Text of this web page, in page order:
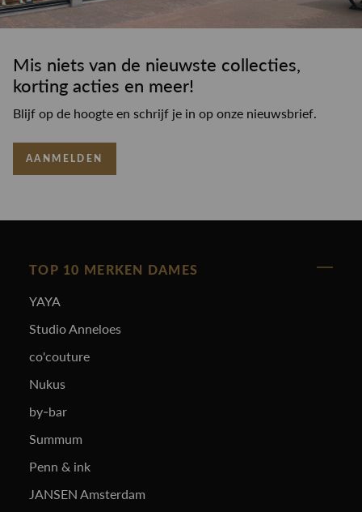
Mis niets van de nieuwste collecties,
korting acties en meer!
Blijf op de hoogte en schrijf je in op onze nieuwsbrief.
AANMELDEN
TOP 10 MERKEN DAMES
YAYA
Studio Anneloes
co'couture
Nukus
by-bar
Summum
Penn & ink
JANSEN Amsterdam